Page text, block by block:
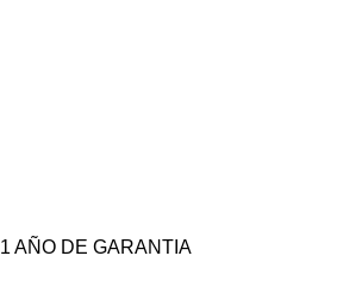
1 AÑO DE GARANTIA